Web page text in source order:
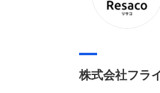
株式会社フラ